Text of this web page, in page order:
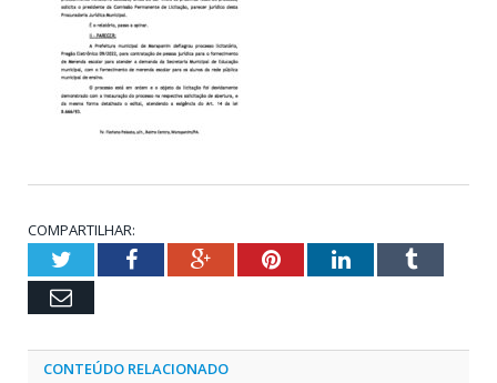
COMPARTILHAR:
TwitterFacebookGoogle+PinterestLinkedInTumblr
Email
CONTEÚDO RELACIONADO